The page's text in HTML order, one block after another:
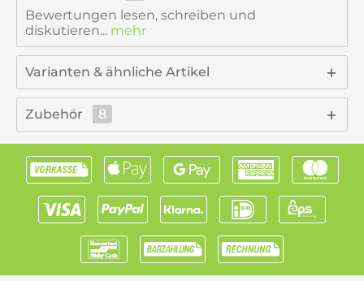
Bewertungen lesen, schreiben und
diskutieren... mehr
Varianten & ähnliche Artikel
Zubehör 8